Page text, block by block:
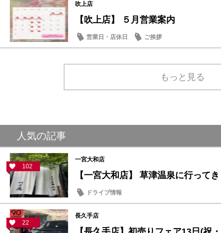
吹上店
【吹上店】 ５月営業案内
営業日・店休日 ご挨拶
もっと見る
人気の記事
102
一宮大和店
【一宮大和店】 草津温泉に行って
ドライブ情報
22
長久手店